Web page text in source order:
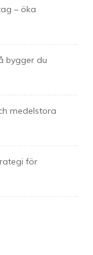
– öka
bygger du
medelstora
för